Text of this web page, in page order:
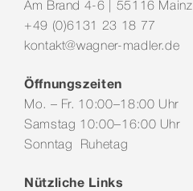
Wellendorff
Service & Leistungen
Am Brand 4-6 | 55116 Mainz
+49 (0)6131 23 18 77
kontakt@wagner-madler.de
Öffnungszeiten
Mo. – Fr. 10:00–18:00 Uhr
Samstag 10:00–16:00 Uhr
Sonntag Ruhetag
Nützliche Links